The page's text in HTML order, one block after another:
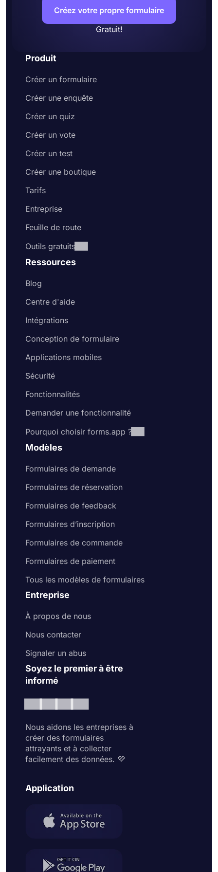
Créez votre propre formulaire
Gratuit!
Produit
Créer un formulaire
Créer une enquête
Créer un quiz
Créer un vote
Créer un test
Créer une boutique
Tarifs
Entreprise
Feuille de route
Outils gratuits
Ressources
Blog
Centre d'aide
Intégrations
Conception de formulaire
Applications mobiles
Sécurité
Fonctionnalités
Demander une fonctionnalité
Pourquoi choisir forms.app ?
Modèles
Formulaires de demande
Formulaires de réservation
Formulaires de feedback
Formulaires d’inscription
Formulaires de commande
Formulaires de paiement
Tous les modèles de formulaires
Entreprise
À propos de nous
Nous contacter
Signaler un abus
Soyez le premier à être
informé
Nous aidons les entreprises à
créer des formulaires
attrayants et à collecter
facilement des données. 💜
Application